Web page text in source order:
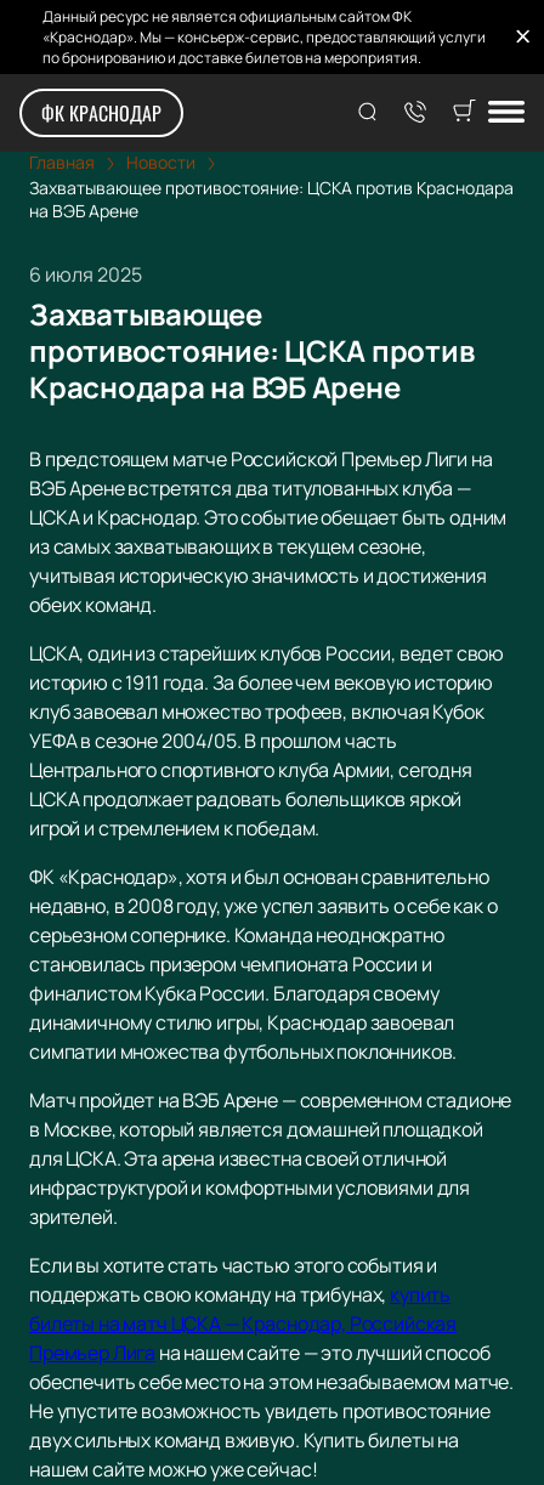
Данный ресурс не является официальным сайтом ФК
«Краснодар». Мы — консьерж-сервис, предоставляющий услуги
по бронированию и доставке билетов на мероприятия.
ФК КРАСНОДАР
Главная
Новости
Захватывающее противостояние: ЦСКА против Краснодара
на ВЭБ Арене
6 июля 2025
Захватывающее
противостояние: ЦСКА против
Краснодара на ВЭБ Арене
В предстоящем матче Российской Премьер Лиги на
ВЭБ Арене встретятся два титулованных клуба —
ЦСКА и Краснодар. Это событие обещает быть одним
из самых захватывающих в текущем сезоне,
учитывая историческую значимость и достижения
обеих команд.
ЦСКА, один из старейших клубов России, ведет свою
историю с 1911 года. За более чем вековую историю
клуб завоевал множество трофеев, включая Кубок
УЕФА в сезоне 2004/05. В прошлом часть
Центрального спортивного клуба Армии, сегодня
ЦСКА продолжает радовать болельщиков яркой
игрой и стремлением к победам.
ФК «Краснодар», хотя и был основан сравнительно
недавно, в 2008 году, уже успел заявить о себе как о
серьезном сопернике. Команда неоднократно
становилась призером чемпионата России и
финалистом Кубка России. Благодаря своему
динамичному стилю игры, Краснодар завоевал
симпатии множества футбольных поклонников.
Матч пройдет на ВЭБ Арене — современном стадионе
в Москве, который является домашней площадкой
для ЦСКА. Эта арена известна своей отличной
инфраструктурой и комфортными условиями для
зрителей.
Если вы хотите стать частью этого события и
поддержать свою команду на трибунах, купить
билеты на матч ЦСКА — Краснодар, Российская
Премьер Лига на нашем сайте — это лучший способ
обеспечить себе место на этом незабываемом матче.
Не упустите возможность увидеть противостояние
двух сильных команд вживую. Купить билеты на
нашем сайте можно уже сейчас!